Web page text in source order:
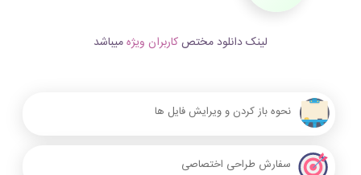
لینک دانلود مختصکاربران ویژهمیباشد
نحوه باز کردن و ویرایش فایل ها
سفارش طراحی اختصاصی